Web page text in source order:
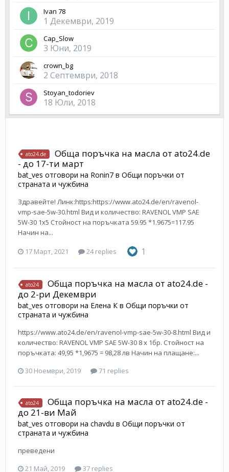
Ivan 78
1 Декември, 2019
Cap_Slow
3 Юни, 2019
crown_bg
2 Септември, 2018
Stoyan_todoriev
18 Юли, 2018
ato24.de
Обща поръчка на масла от ato24.de
- до 17-ти март
bat_ves отговори на Ronin7 в Общи поръчки от
страната и чужбина
Здравейте! Линк:https:https://www.ato24.de/en/ravenol-
vmp-sae-5w-30.html Вид и количество: RAVENOL VMP SAE
5W-30 1x5 Стойност на поръчката 59.95 *1.9675=117.95
Начин на...
17 Март, 2021 24 replies 1
ato24
Обща поръчка на масла от ato24.de -
до 2-ри Декември
bat_ves отговори на Елена К в Общи поръчки от
страната и чужбина
https://www.ato24.de/en/ravenol-vmp-sae-5w-30-8.html Вид и
количество: RAVENOL VMP SAE 5W-30 8 х 1бр. Стойност на
поръчката: 49,95 *1,9675 = 98,28 лв Начин на плащане:...
30 Ноември, 2019
71 replies
ato24
Обща поръчка на масла от ato24.de -
до 21-ви Май
bat_ves отговори на chavdu в Общи поръчки от
страната и чужбина
преведени
21 Май, 2019
37 replies